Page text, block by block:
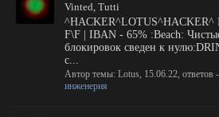
Vinted, Tutti
^HACKER^LOTUS^HACKER^
F\F | IBAN - 65% :Beach:
блокировок сведен к
с...
Автор темы: Lotus, 15.06.22, ответов
инженерия